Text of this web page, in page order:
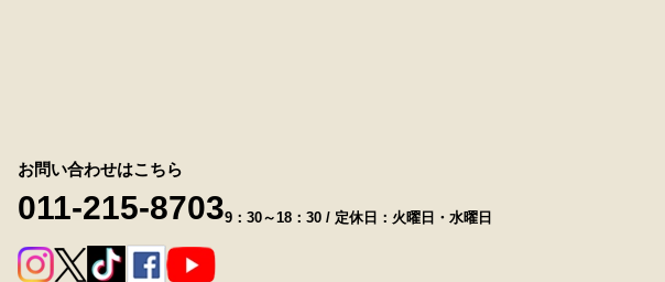
お問い合わせはこちら
011-215-87039：30～18：30 / 定休日：火曜日・水曜日